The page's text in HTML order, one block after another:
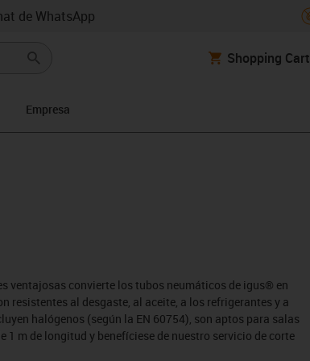
de WhatsApp
Shopping Cart
Empresa
ventajosas convierte los tubos neumáticos de igus® en
resistentes al desgaste, al aceite, a los refrigerantes y a
halógenos (según la EN 60754), son aptos para salas
m de longitud y benefíciese de nuestro servicio de corte